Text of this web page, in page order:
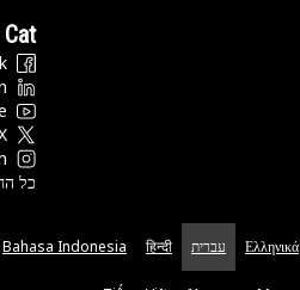
Cat חברתי
כל
Ελληνικά עברית हिन्दी
Bahasa Indonesia